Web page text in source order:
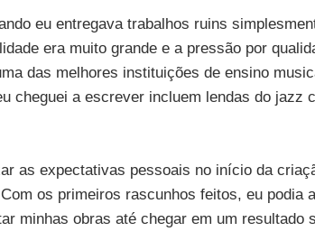
eu entregava trabalhos ruins
era muito grande e a pressão por
das melhores instituições de ensino
cheguei a escrever incluem lendas do jazz
as expectativas pessoais no início da
os primeiros rascunhos feitos, eu podia
minhas obras até chegar em um resultado